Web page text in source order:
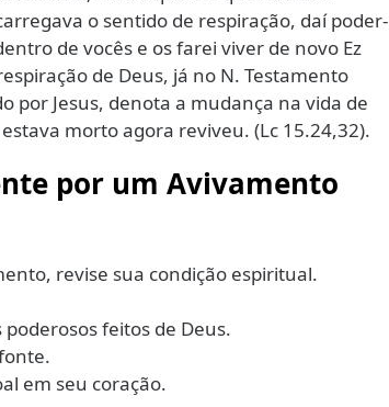
o sentido de respiração, daí poder-
de vocês e os farei viver de novo Ez
de Deus, já no N. Testamento
por Jesus, denota a mudança na vida de
morto agora reviveu. (Lc 15.24,32).
por um Avivamento
revise sua condição espiritual.
feitos de Deus.
em seu coração.